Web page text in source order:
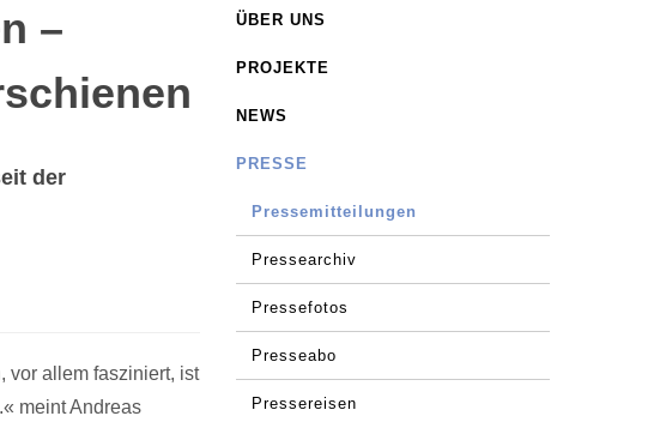
–
der
vor allem fasziniert, ist
meint Andreas
ÜBER UNS
PROJEKTE
NEWS
PRESSE
Pressemitteilungen
Pressearchiv
Pressefotos
Presseabo
Pressereisen